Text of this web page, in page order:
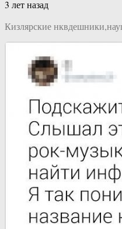
3 лет назад
Кизлярские